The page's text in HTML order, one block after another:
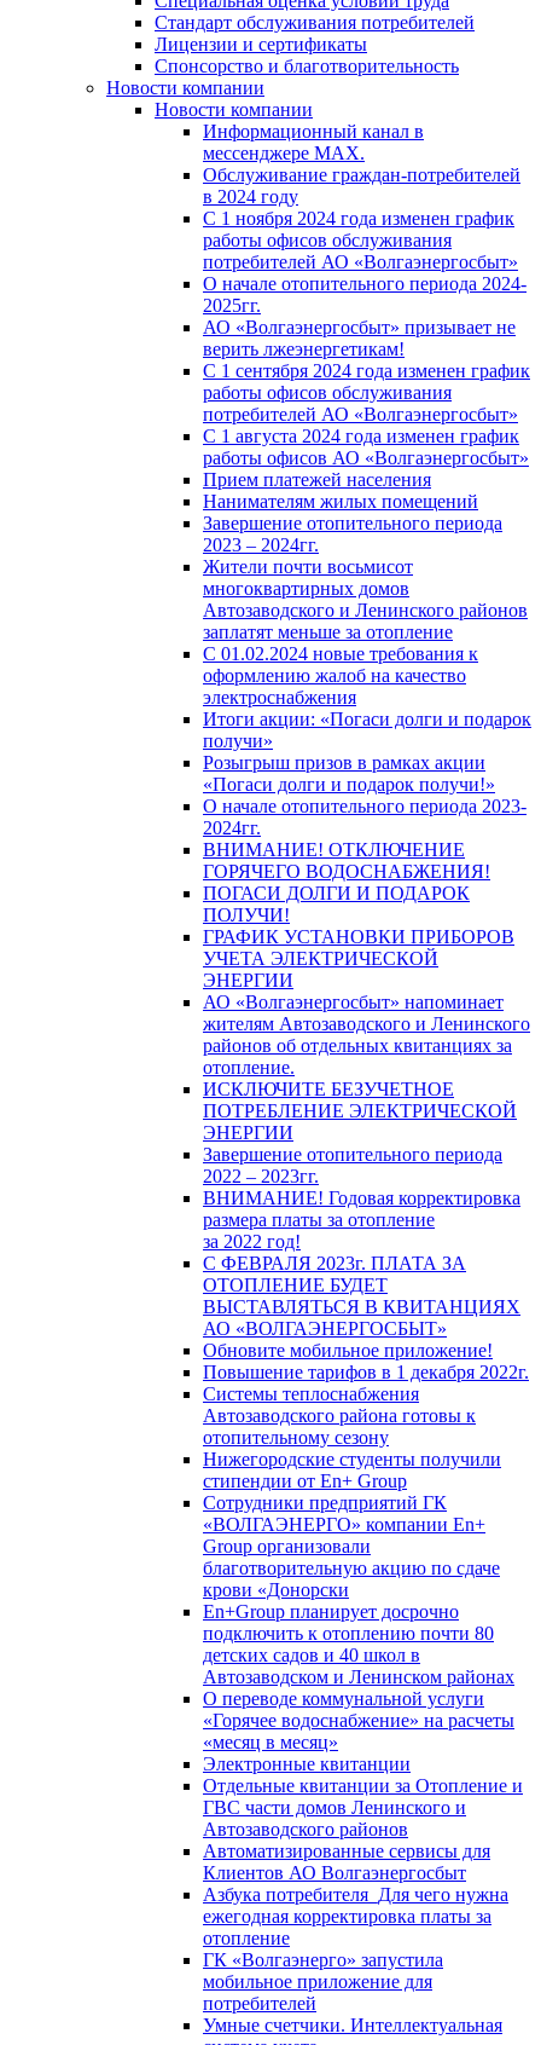
Стандарт обслуживания потребителей
Лицензии и сертификаты
Спонсорство и благотворительность
Новости компании
Новости компании
Информационный канал в
мессенджере MAX.
Обслуживание граждан-потребителей
в 2024 году
С 1 ноября 2024 года изменен график
работы офисов обслуживания
потребителей АО «Волгаэнергосбыт»
О начале отопительного периода 2024-
2025гг.
АО «Волгаэнергосбыт» призывает не
верить лжеэнергетикам!
С 1 сентября 2024 года изменен график
работы офисов обслуживания
потребителей АО «Волгаэнергосбыт»
С 1 августа 2024 года изменен график
работы офисов АО «Волгаэнергосбыт»
Прием платежей населения
Нанимателям жилых помещений
Завершение отопительного периода
2023 – 2024гг.
Жители почти восьмисот
многоквартирных домов
Автозаводского и Ленинского районов
заплатят меньше за отопление
С 01.02.2024 новые требования к
оформлению жалоб на качество
электроснабжения
Итоги акции: «Погаси долги и подарок
получи»
Розыгрыш призов в рамках акции
«Погаси долги и подарок получи!»
О начале отопительного периода 2023-
2024гг.
ВНИМАНИЕ! ОТКЛЮЧЕНИЕ
ГОРЯЧЕГО ВОДОСНАБЖЕНИЯ!
ПОГАСИ ДОЛГИ И ПОДАРОК
ПОЛУЧИ!
ГРАФИК УСТАНОВКИ ПРИБОРОВ
УЧЕТА ЭЛЕКТРИЧЕСКОЙ
ЭНЕРГИИ
АО «Волгаэнергосбыт» напоминает
жителям Автозаводского и Ленинского
районов об отдельных квитанциях за
отопление.
ИСКЛЮЧИТЕ БЕЗУЧЕТНОЕ
ПОТРЕБЛЕНИЕ ЭЛЕКТРИЧЕСКОЙ
ЭНЕРГИИ
Завершение отопительного периода
2022 – 2023гг.
ВНИМАНИЕ! Годовая корректировка
размера платы за отопление
за 2022 год!
С ФЕВРАЛЯ 2023г. ПЛАТА ЗА
ОТОПЛЕНИЕ БУДЕТ
ВЫСТАВЛЯТЬСЯ В КВИТАНЦИЯХ
АО «ВОЛГАЭНЕРГОСБЫТ»
Обновите мобильное приложение!
Повышение тарифов в 1 декабря 2022г.
Системы теплоснабжения
Автозаводского района готовы к
отопительному сезону
Нижегородские студенты получили
стипендии от En+ Group
Сотрудники предприятий ГК
«ВОЛГАЭНЕРГО» компании En+
Group организовали
благотворительную акцию по сдаче
крови «Донорски
En+Group планирует досрочно
подключить к отоплению почти 80
детских садов и 40 школ в
Автозаводском и Ленинском районах
О переводе коммунальной услуги
«Горячее водоснабжение» на расчеты
«месяц в месяц»
Электронные квитанции
Отдельные квитанции за Отопление и
ГВС части домов Ленинского и
Автозаводского районов
Автоматизированные сервисы для
Клиентов АО Волгаэнергосбыт
Азбука потребителя_Для чего нужна
ежегодная корректировка платы за
отопление
ГК «Волгаэнерго» запустила
мобильное приложение для
потребителей
Умные счетчики. Интеллектуальная